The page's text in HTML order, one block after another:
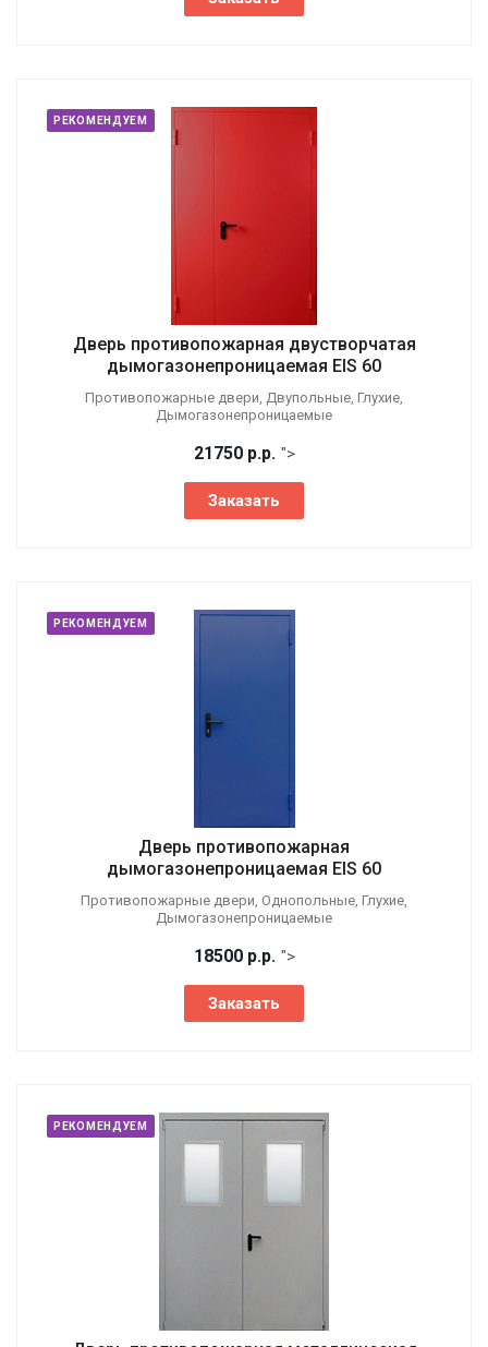
РЕКОМЕНДУЕМ
Дверь противопожарная двустворчатая
дымогазонепроницаемая EIS 60
Противопожарные двери, Двупольные, Глухие,
Дымогазонепроницаемые
21750 р.р. ">
Заказать
РЕКОМЕНДУЕМ
Дверь противопожарная
дымогазонепроницаемая EIS 60
Противопожарные двери, Однопольные, Глухие,
Дымогазонепроницаемые
18500 р.р. ">
Заказать
РЕКОМЕНДУЕМ